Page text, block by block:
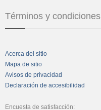
Términos y condiciones
Acerca del sitio
Mapa de sitio
Avisos de privacidad
Declaración de accesibilidad
Encuesta de satisfacción: